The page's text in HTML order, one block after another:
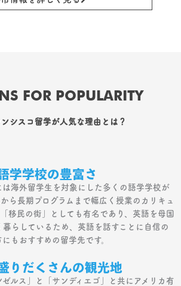
FOR POPULARITY
シスコ留学が人気な理由とは？
学学校の豊富さ
は海外留学生を対象にした多くの語学学校が
ら長期プログラムまで幅広く授業のカリキュ
移民の街」としても有名であり、英語を母国
らしているため、英語を話すことに自信の
もおすすめの留学先です。
りだくさんの観光地
ルス」と「サンディエゴ」と共にアメリカ有